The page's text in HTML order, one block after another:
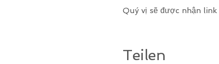
Quý vị sẽ được nhận link
Teilen